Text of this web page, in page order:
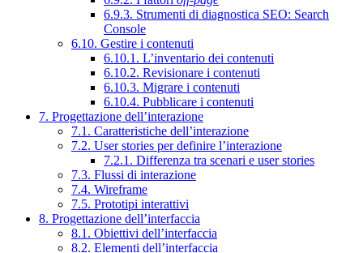
6.9.3. Strumenti di diagnostica SEO: Search
Console
6.10. Gestire i contenuti
6.10.1. L’inventario dei contenuti
6.10.2. Revisionare i contenuti
6.10.3. Migrare i contenuti
6.10.4. Pubblicare i contenuti
7. Progettazione dell’interazione
7.1. Caratteristiche dell’interazione
7.2. User stories per definire l’interazione
7.2.1. Differenza tra scenari e user stories
7.3. Flussi di interazione
7.4. Wireframe
7.5. Prototipi interattivi
8. Progettazione dell’interfaccia
8.1. Obiettivi dell’interfaccia
8.2. Elementi dell’interfaccia